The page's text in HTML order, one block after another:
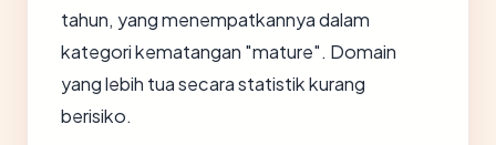
tahun, yang menempatkannya dalam
kategori kematangan "mature". Domain
yang lebih tua secara statistik kurang
berisiko.